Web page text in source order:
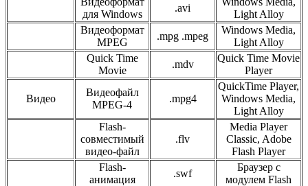
для Windows
.avi
Light Alloy
Видеоформат
MPEG
.mpg .mpeg
Windows Media,
Light Alloy
Quick Time
Movie
.mdv
Quick Time Movie
Player
Видео
Видеофайл
MPEG-4
.mpg4
QuickTime Player,
Windows Media,
Light Alloy
Flash-
совместимый
видео-файл
.flv
Media Player
Classic, Adobe
Flash Player
Flash-
анимация
.swf
Браузер с
модулем Flash